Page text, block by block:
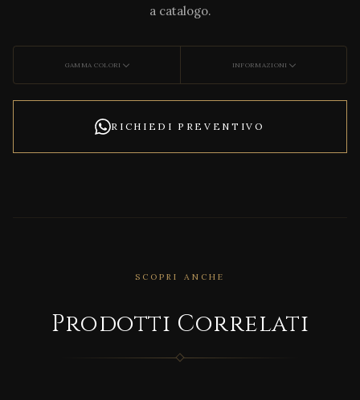
a catalogo.
GAMMA COLORI INFORMAZIONI
RICHIEDI PREVENTIVO
SCOPRI ANCHE
Prodotti Correlati
DECO
NCRE